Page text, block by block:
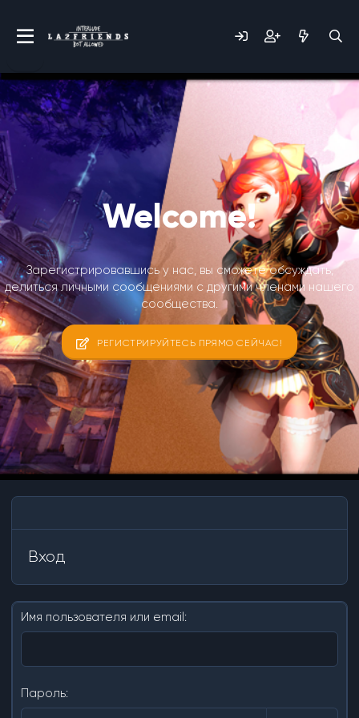
Welcome!
Зарегистрировавшись у нас, вы сможете обсуждать,
делиться личными сообщениями с другими членами нашего
сообщества.
РЕГИСТРИРУЙТЕСЬ ПРЯМО СЕЙЧАС!
Вход
Имя пользователя или email
Пароль